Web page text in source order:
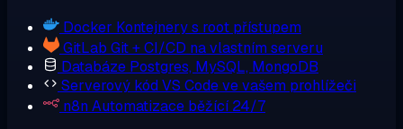
Docker Kontejnery s root přístupem
GitLab Git + CI/CD na vlastním serveru
Databáze Postgres, MySQL, MongoDB
Serverový kód VS Code ve vašem prohlížeči
n8n Automatizace běžící 24/7